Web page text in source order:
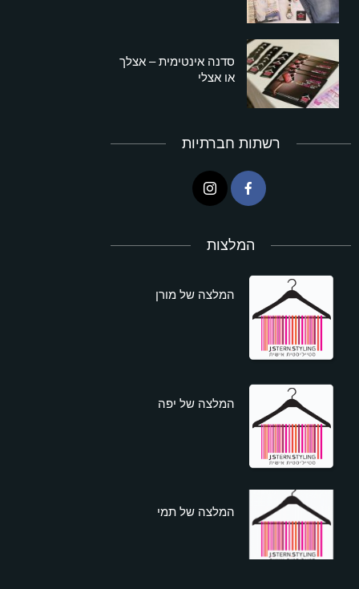
סדנה אינטימית – אצלך
או אצלי
רשתות חברתיות
המלצות
המלצה של מורן
המלצה של יפה
המלצה של תמי